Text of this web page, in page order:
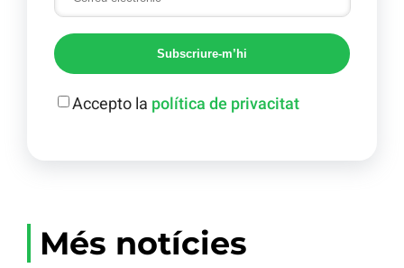
Subscriure-m’hi
Accepto la política de privacitat
Més notícies